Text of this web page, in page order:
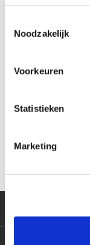
Noodzakelijk
Voorkeuren
Statistieken
Marketing
Versturen